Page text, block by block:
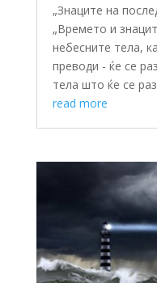
„Знаците на
„Времето и
небесните тела,
преводи - ќе се
тела што ќе се
read more